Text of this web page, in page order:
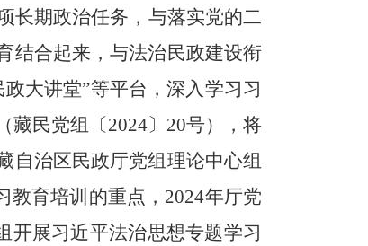
长期政治任务，与落实党的二
结合起来，与法治民政建设衔
大讲堂”等平台，深入学习习
藏民党组〔2024〕20号），将
自治区民政厅党组理论中心组
教育培训的重点，2024年厅党
开展习近平法治思想专题学习